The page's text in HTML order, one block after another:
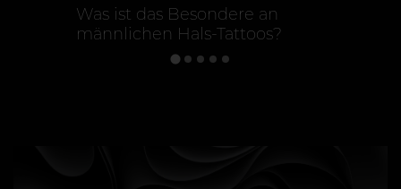
Was ist das Besondere an
männlichen Hals-Tattoos?